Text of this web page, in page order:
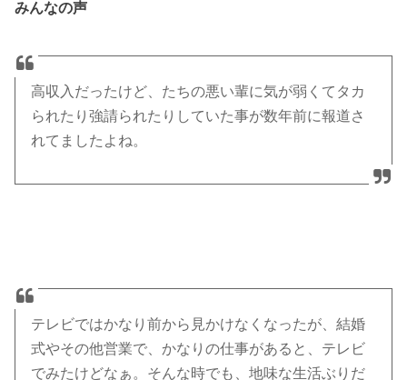
みんなの声
高収入だったけど、たちの悪い輩に気が弱くてタカ
られたり強請られたりしていた事が数年前に報道さ
れてましたよね。
テレビではかなり前から見かけなくなったが、結婚
式やその他営業で、かなりの仕事があると、テレビ
でみたけどなぁ。そんな時でも、地味な生活ぶりだ